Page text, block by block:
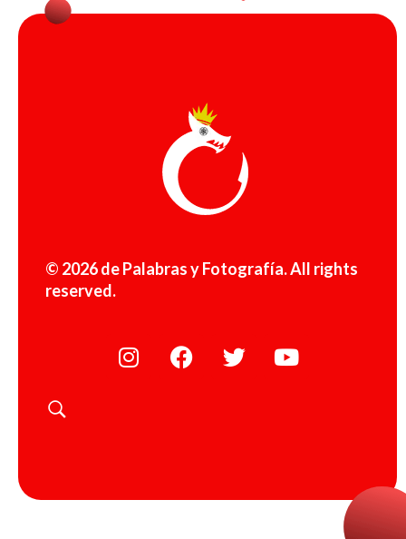
© 2026 de Palabras y Fotografía. All rights
reserved.